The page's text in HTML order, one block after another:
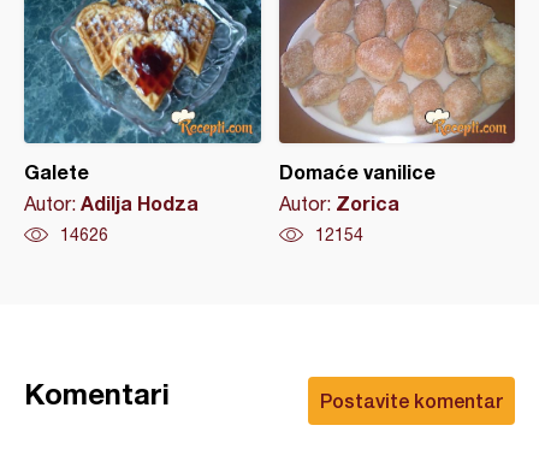
Galete
Autor: Adilja Hodza
14626
Domaće vanilice
Autor: Zorica
12154
Postavite komentar
Komentari